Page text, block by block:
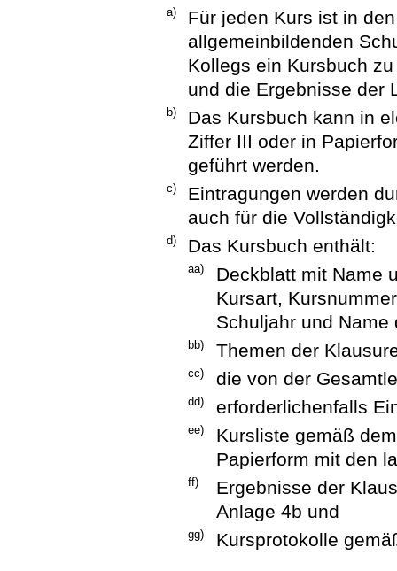
a)
Für jeden Kurs ist in
allgemeinbildenden
Kollegs ein Kursbuch
und die Ergebnisse der
b)
Das Kursbuch kann in
Ziffer III oder in
geführt werden.
c)
Eintragungen werden
auch für die
d) Das Kursbuch enthält:
aa)
Deckblatt mit Name
Kursart,
Schuljahr und Name
bb) Themen der
cc) die von der
dd) erforderlichenfalls
ee)
Kursliste gemäß
Papierform mit den
ff)
Ergebnisse der
Anlage 4b und
gg) Kursprotokolle